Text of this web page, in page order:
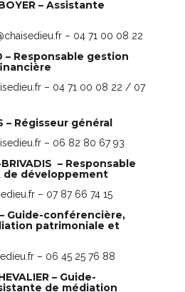
– Assistante
– 04 71 00 08 22
– Responsable gestion
– 04 71 00 08 22 / 07
– Régisseur général
– 06 82 80 67 93
BRIVADIS – Responsable
développement
– 07 87 66 74 15
– Guide-conférencière,
patrimoniale et
– 06 45 25 76 88
– Guide-
de médiation